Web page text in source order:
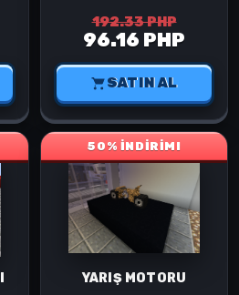
192.33 PHP
96.16 PHP
SATIN AL
50% İNDİRİM!
YARIŞ MOTORU